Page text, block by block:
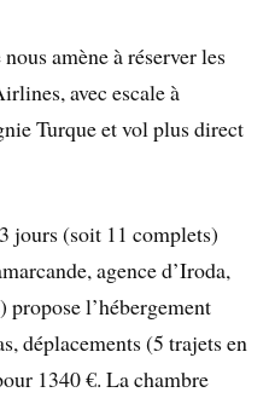
amène à réserver les
avec escale à
Turque et vol plus direct
jours (soit 11 complets)
agence d’Iroda,
propose l’hébergement
déplacements (5 trajets en
1340 €. La chambre